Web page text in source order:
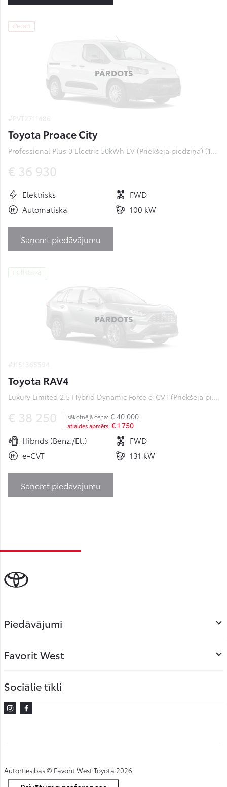
demo
PĀRDOTS
Toyota Proace City
Professional Plus 0 Electric 50kWh EV (Priekšējā piedziņa) (100 kW)
€ 36 930
Elektrisks
FWD
Automātiskā
100 kW
Saņemt piedāvājumu
noliktavā
PĀRDOTS
Toyota RAV4
Luxury Limited 2.5 Hybrid Dynamic Force e-CVT (Priekšējā piedziņa) (131 kW)
€ 38 250 sākotnējā cena: € 40 000
atlaides apmērs: € 1 750
Hibrīds (Benz./El.)
FWD
e-CVT
131 kW
Saņemt piedāvājumu
Piedāvājumi
Favorit West
Sociālie tīkli
Instagram
Facebook
Autortiesības © Favorit West Toyota 2026